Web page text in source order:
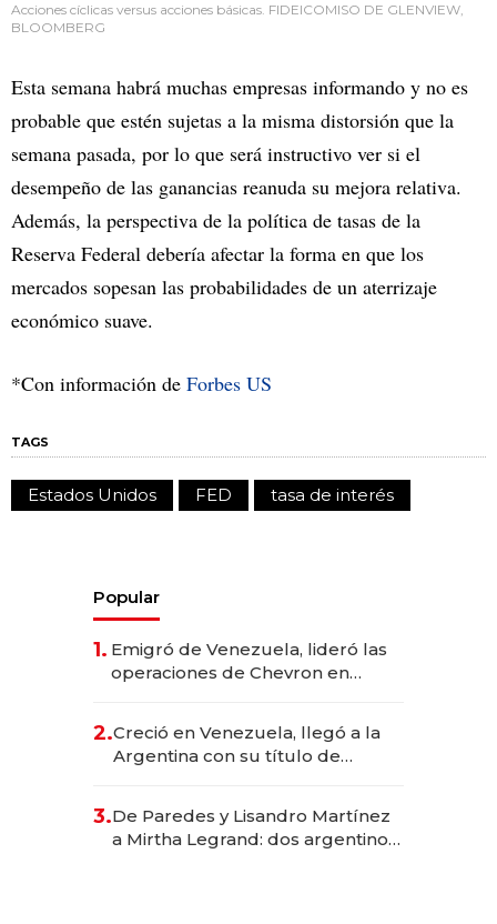
Acciones cíclicas versus acciones básicas. FIDEICOMISO DE GLENVIEW,
BLOOMBERG
Esta semana habrá muchas empresas informando y no es
probable que estén sujetas a la misma distorsión que la
semana pasada, por lo que será instructivo ver si el
desempeño de las ganancias reanuda su mejora relativa.
Además, la perspectiva de la política de tasas de la
Reserva Federal debería afectar la forma en que los
mercados sopesan las probabilidades de un aterrizaje
económico suave.
*Con información de Forbes US
TAGS
Estados Unidos FED tasa de interés
Popular
1. Emigró de Venezuela, lideró las
operaciones de Chevron en
2.Creció en Venezuela, llegó a la
Argentina con su título de
las marcas "fast premium"
3.De Paredes y Lisandro Martínez
a Mirtha Legrand: dos argentinos